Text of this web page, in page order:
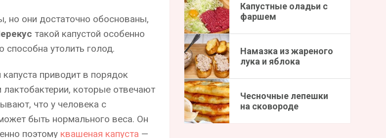
но они достаточно обоснованы,
такой капустой особенно
способна утолить голод.
приводит в порядок
которые отвечают
что у человека с
быть нормального веса. Он
поэтому квашеная капуста —
Капустные оладьи с
фаршем
Намазка из жареного
лука и яблока
Чесночные лепешки
на сковороде